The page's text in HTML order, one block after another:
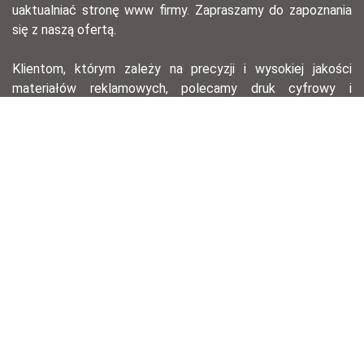
uaktualniać stronę www firmy. Zapraszamy do zapoznania
się z naszą ofertą.
Klientom, którym zależy na precyzji i wysokiej jakości
materiałów reklamowych, polecamy druk cyfrowy i